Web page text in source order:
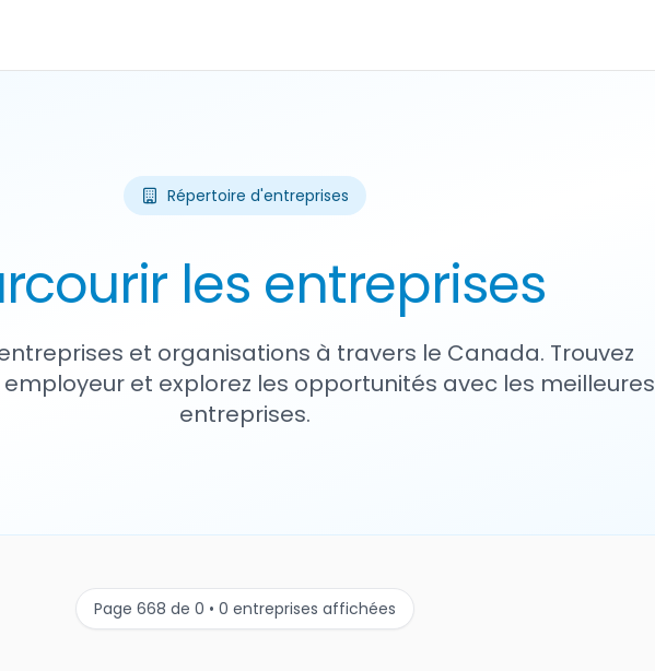
Répertoire d'entreprises
les entreprises
et organisations à travers le Canada. Trouvez
et explorez les opportunités avec les meilleures
entreprises.
Page 668 de 0 • 0 entreprises affichées